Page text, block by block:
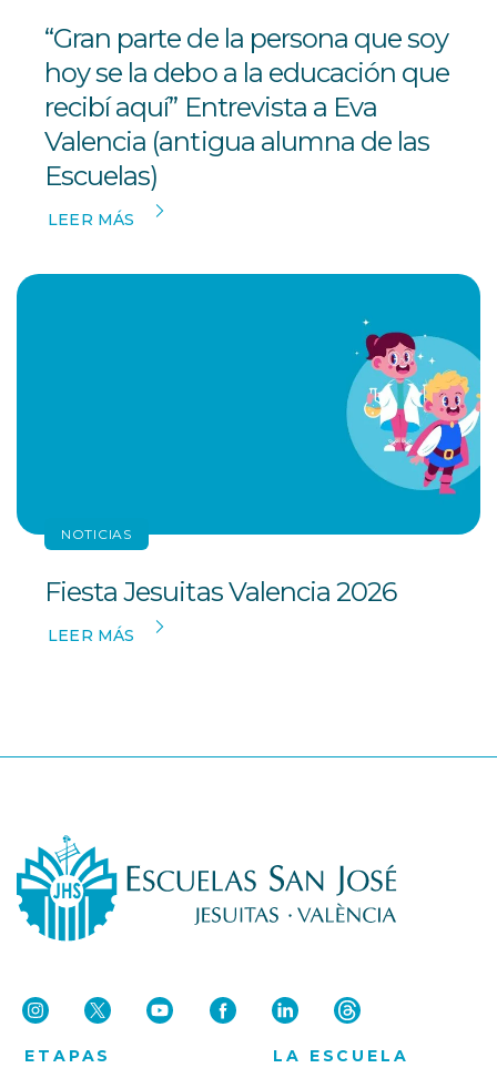
“Gran parte de la persona que soy
hoy se la debo a la educación que
recibí aquí” Entrevista a Eva
Valencia (antigua alumna de las
Escuelas)
LEER MÁS
NOTICIAS
Fiesta Jesuitas Valencia 2026
LEER MÁS
ETAPAS LA ESCUELA